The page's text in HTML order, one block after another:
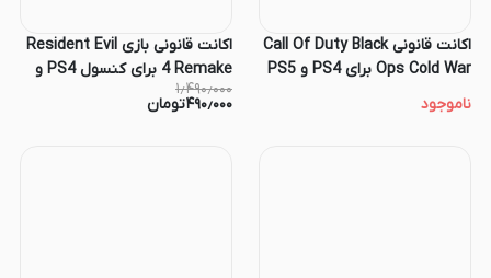
اکانت قانونی Call Of Duty Black
Ops Cold War برای PS4 و PS5
ناموجود
اکانت قانونی بازی Resident Evil
4 Remake برای کنسول PS4 و
PS5
۱٫۴۹۰٫۰۰۰
۴۹۰٫۰۰۰تومان